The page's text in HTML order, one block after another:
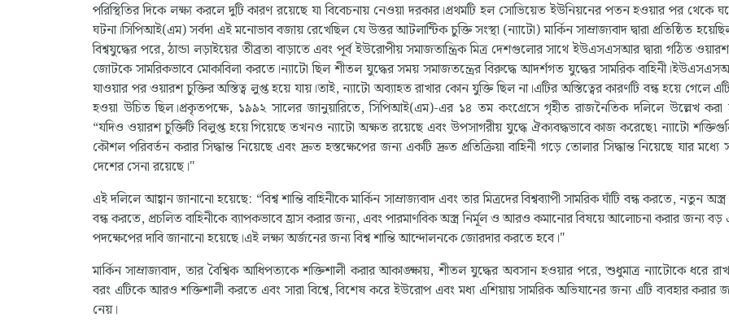
পরিস্থিতির দিকে লক্ষ্য করলে দুটি কারণ রয়েছে যা বিবেচনায় নেওয়া দরকার।প্রথমটি হল সোভিয়েত ইউনিয়নের পতন হওয়ার পর থেকে
ঘটনা।সিপিআই(এম) সর্বদা এই মনোভাব বজায় রেখেছিল যে উত্তর আটলান্টিক চুক্তি সংস্থা (ন্যাটো) মার্কিন সাম্রাজ্যবাদ দ্বারা প্রতিষ্ঠিত
বিশ্বযুদ্ধের পরে, ঠান্ডা লড়াইয়ের তীব্রতা বাড়াতে এবং পূর্ব ইউরোপীয় সমাজতান্ত্রিক মিত্র দেশগুলোর সাথে ইউএসএসআর দ্বারা গঠিত ওয়ারশ
জোটকে সামরিকভাবে মোকাবিলা করতে।ন্যাটো ছিল শীতল যুদ্ধের সময় সমাজতন্ত্রের বিরুদ্ধে আদর্শগত যুদ্ধের সামরিক
যাওয়ার পর ওয়ারশ চুক্তির অস্তিত্ব লুপ্ত হয়ে যায়।তাই, ন্যাটো অব্যাহত রাখার কোন যুক্তি ছিল না।এটির অস্তিত্বের কারণটি বন্ধ হয়ে গেলে
হওয়া উচিত ছিল।প্রকৃতপক্ষে, ১৯৯২ সালের জানুয়ারিতে, সিপিআই(এম)-এর ১৪ তম কংগ্রেসে গৃহীত রাজনৈতিক দলিলে উল্লেখ করা
“যদিও ওয়ারশ চুক্তিটি বিলুপ্ত হয়ে গিয়েছে তখনও ন্যাটো অক্ষত রয়েছে এবং উপসাগরীয় যুদ্ধে ঐক্যবদ্ধভাবে কাজ করেছে৷ ন্যাটো
কৌশল পরিবর্তন করার সিদ্ধান্ত নিয়েছে এবং দ্রুত হস্তক্ষেপের জন্য একটি দ্রুত প্রতিক্রিয়া বাহিনী গড়ে তোলার সিদ্ধান্ত নিয়েছে যার
দেশের সেনা রয়েছে।"
এই দলিলে আহ্বান জানানো হয়েছে: “বিশ্ব শান্তি বাহিনীকে মার্কিন সাম্রাজ্যবাদ এবং তার মিত্রদের বিশ্বব্যাপী সামরিক ঘাঁটি বন্ধ করতে, নতুন
বন্ধ করতে, প্রচলিত বাহিনীকে ব্যাপকভাবে হ্রাস করার জন্য, এবং পারমাণবিক অস্ত্র নির্মূল ও আরও কমানোর বিষয়ে আলোচনা করার জন্য
পদক্ষেপের দাবি জানানো হয়েছে।এই লক্ষ্য অর্জনের জন্য বিশ্ব শান্তি আন্দোলনকে জোরদার করতে হবে।"
মার্কিন সাম্রাজ্যবাদ, তার বৈশ্বিক আধিপত্যকে শক্তিশালী করার আকাঙ্ক্ষায়, শীতল যুদ্ধের অবসান হওয়ার পরে, শুধুমাত্র ন্যাটোকে ধরে
বরং এটিকে আরও শক্তিশালী করতে এবং সারা বিশ্বে, বিশেষ করে ইউরোপ এবং মধ্য এশিয়ায় সামরিক অভিযানের জন্য এটি ব্যবহার করার
নেয়।